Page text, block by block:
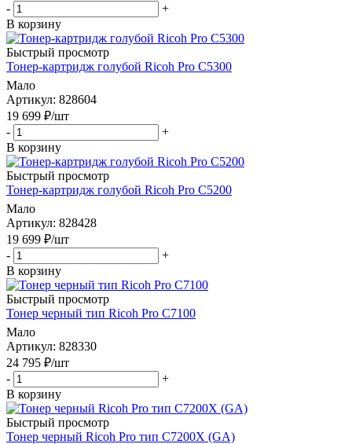
-
+
В корзину
Быстрый просмотр
Тонер-картридж голубой Ricoh Pro C5300
Мало
Артикул: 828604
19 699 ₽/шт
-
+
В корзину
Быстрый просмотр
Тонер-картридж голубой Ricoh Pro C5200
Мало
Артикул: 828428
19 699 ₽/шт
-
+
В корзину
Быстрый просмотр
Тонер черный тип Ricoh Pro С7100
Мало
Артикул: 828330
24 795 ₽/шт
-
+
В корзину
Быстрый просмотр
Тонер черный Ricoh Pro тип С7200Х (GA)